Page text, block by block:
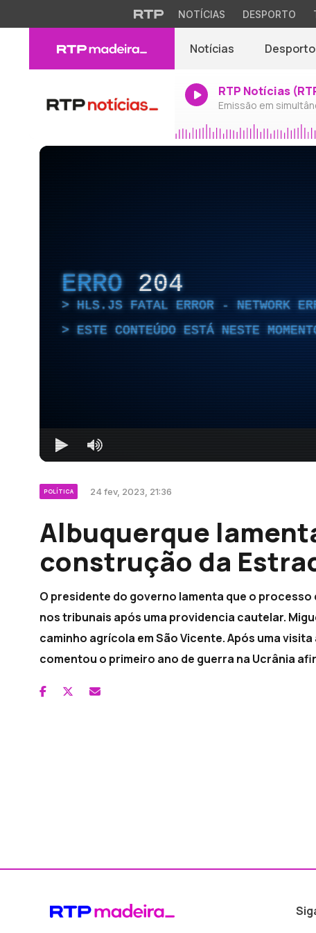
NOTÍCIAS DESPORTO
Notícias Desporto
RTP Notícias
Emissão em
ERRO 204
HLS.JS FATAL ERROR - NETWORK
ESTE CONTEÚDO ESTÁ NESTE
POLÍTICA 24 fev, 2023, 21:36
Albuquerque
construção da
O presidente do governo lamenta que o
nos tribunais após uma providencia cautelar.
caminho agrícola em São Vicente. Após uma
comentou o primeiro ano de guerra na Ucrânia